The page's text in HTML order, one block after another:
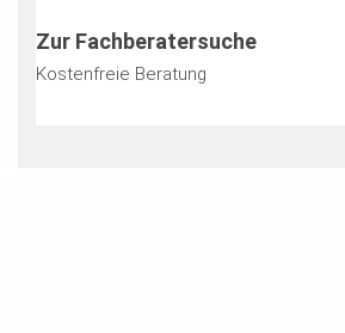
Zur Fachberatersuche
Kostenfreie Beratung